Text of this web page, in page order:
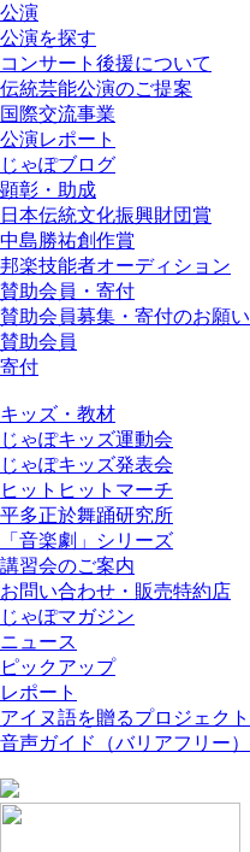
公演
公演を探す
コンサート後援について
伝統芸能公演のご提案
国際交流事業
公演レポート
じゃぽブログ
顕彰・助成
日本伝統文化振興財団賞
中島勝祐創作賞
邦楽技能者オーディション
賛助会員・寄付
賛助会員募集・寄付のお願い
賛助会員
寄付
キッズ・教材
じゃぽキッズ運動会
じゃぽキッズ発表会
ヒットヒットマーチ
平多正於舞踊研究所
「音楽劇」シリーズ
講習会のご案内
お問い合わせ・販売特約店
じゃぽマガジン
ニュース
ピックアップ
レポート
アイヌ語を贈るプロジェクト
音声ガイド（バリアフリー）